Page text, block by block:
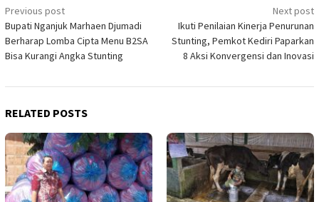
Post
navigation
Previous post
Bupati Nganjuk Marhaen Djumadi
Berharap Lomba Cipta Menu B2SA
Bisa Kurangi Angka Stunting
Next post
Ikuti Penilaian Kinerja Penurunan
Stunting, Pemkot Kediri Paparkan
8 Aksi Konvergensi dan Inovasi
RELATED POSTS